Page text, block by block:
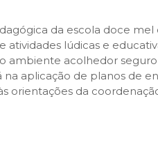
da escola doce
atividades lúdicas e
ambiente acolhedor
aplicação de planos de
orientações da